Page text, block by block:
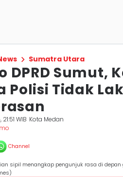
Sumatra Utara
DPRD Sumut,
Polisi Tidak
WIB Kota Medan
Channel
sipil menangkap pengunjuk rasa di